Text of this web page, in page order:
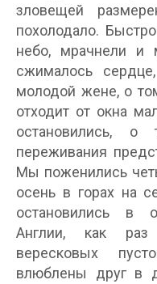
зловещей
похолодало.
небо, мрачнели и
сжималось
молодой жене, о
отходит от окна
остановились, о
переживания
Мы поженились
осень в горах на
остановились в
Англии, как
вересковых
влюблены друг в